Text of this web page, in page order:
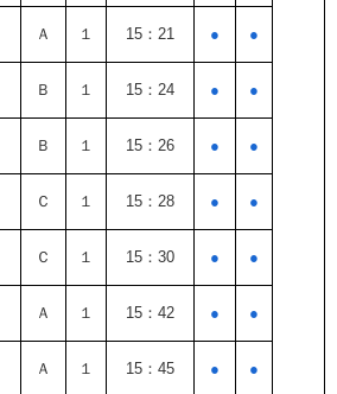
Ａ １ 15：21 ● ●
Ｂ １ 15：24 ● ●
Ｂ １ 15：26 ● ●
Ｃ １ 15：28 ● ●
Ｃ １ 15：30 ● ●
Ａ １ 15：42 ● ●
Ａ １ 15：45 ● ●